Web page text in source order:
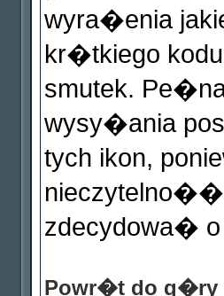
wyra�enia
kr�tkiego
smutek.
wysy�ania
tych ikon,
nieczytelno��
zdecydowa�
Powr�t do g�ry